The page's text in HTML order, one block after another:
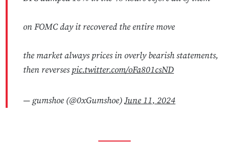
on FOMC day it recovered the entire move
the market always prices in overly bearish statements,
then reversespic.twitter.com/oFa801csND
— gumshoe (@0xGumshoe)June 11, 2024